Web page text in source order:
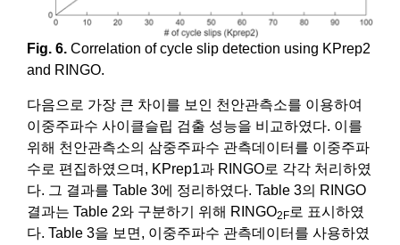
Fig. 6. Correlation of cycle slip detection using KPrep2
and RINGO.
다음으로 가장 큰 차이를 보인 천안관측소를 이용하여
이중주파수 사이클슬립 검출 성능을 비교하였다. 이를
위해 천안관측소의 삼중주파수 관측데이터를 이중주파
수로 편집하였으며, KPrep1과 RINGO로 각각 처리하였
다. 그 결과를 Table 3에 정리하였다. Table 3의 RINGO
결과는 Table 2와 구분하기 위해 RINGO2F로 표시하였
다. Table 3을 보면, 이중주파수 관측데이터를 사용하였